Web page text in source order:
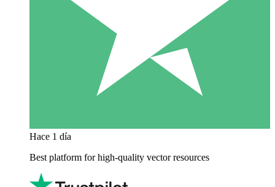
Hace 1 día
Best platform for high-quality vector resources